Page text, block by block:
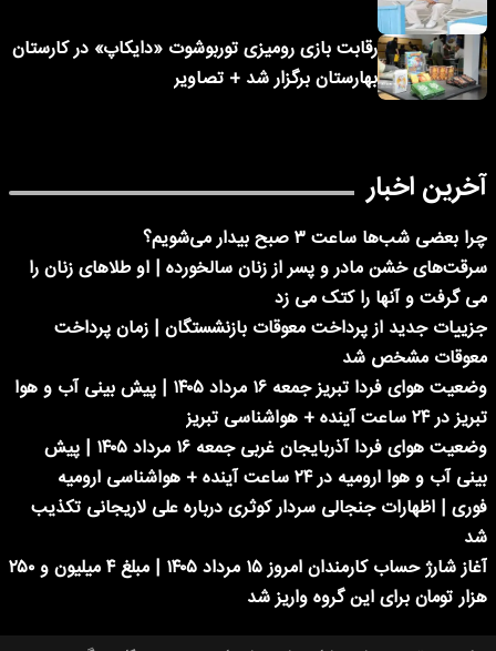
رقابت بازی رومیزی توربوشوت «دایکاپ» در کارستان
بهارستان برگزار شد + تصاویر
آخرین اخبار
چرا بعضی شب‌ها ساعت ۳ صبح بیدار می‌شویم؟
سرقت‌های خشن مادر و پسر از زنان سالخورده | او طلاهای زنان را
می گرفت و آنها را کتک می زد
جزییات جدید از پرداخت معوقات بازنشستگان | زمان پرداخت
معوقات مشخص شد
وضعیت هوای فردا تبریز جمعه ۱۶ مرداد ۱۴۰۵ | پیش بینی آب و هوا
تبریز در ۲۴ ساعت آینده + هواشناسی تبریز
وضعیت هوای فردا آذربایجان غربی جمعه ۱۶ مرداد ۱۴۰۵ | پیش
بینی آب و هوا ارومیه در ۲۴ ساعت آینده + هواشناسی ارومیه
فوری | اظهارات جنجالی سردار کوثری درباره علی لاریجانی تکذیب
شد
آغاز شارژ حساب کارمندان امروز ۱۵ مرداد ۱۴۰۵ | مبلغ ۴ میلیون و ۲۵۰
هزار تومان برای این گروه واریز شد